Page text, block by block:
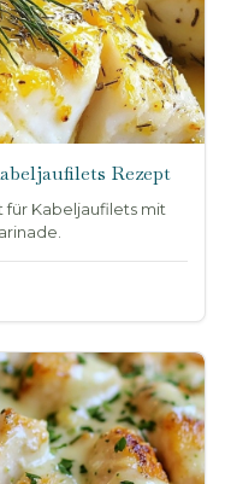
Rezept
für Kabeljaufilets mit